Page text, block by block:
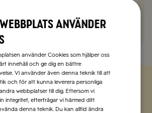
populära nyhetsbrev
använder
använder Cookies som hjälper oss
innehåll och ge dig en bättre
Vi använder även denna teknik till att
och för att kunna leverera personliga
webbplatser till dig. Eftersom vi
integritet, efterfrågar vi härmed ditt
denna teknik. Du kan alltid ändra